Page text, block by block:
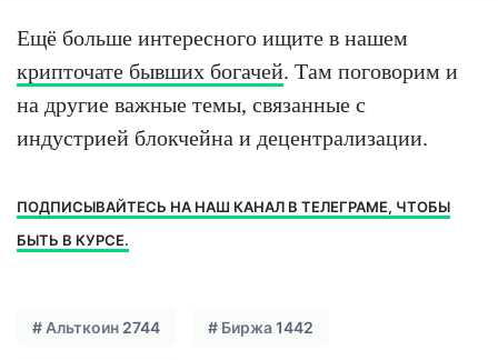
Ещё больше интересного ищите в нашем
крипточате бывших богачей. Там поговорим и
на другие важные темы, связанные с
индустрией блокчейна и децентрализации.
ПОДПИСЫВАЙТЕСЬ НА НАШ КАНАЛ В ТЕЛЕГРАМЕ, ЧТОБЫ
БЫТЬ В КУРСЕ.
# Альткоин 2744 # Биржа 1442